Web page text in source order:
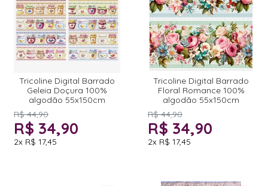
Tricoline Digital Barrado
Geleia Doçura 100%
algodão 55x150cm
R$ 44,90
R$ 34,90
2x R$ 17,45
Tricoline Digital Barrado
Floral Romance 100%
algodão 55x150cm
R$ 44,90
R$ 34,90
2x R$ 17,45